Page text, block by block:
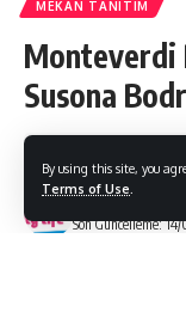
By using this site, you
Terms of Use
MEKAN TANITIM
Monteverdi
Susona
Son Güncelleme:
Bodrum Citylife